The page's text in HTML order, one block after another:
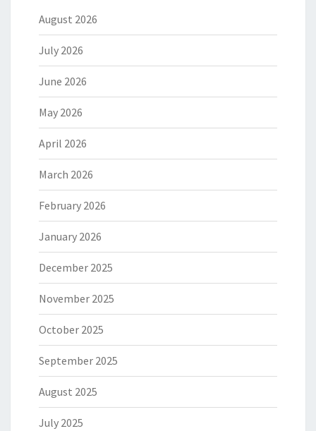
August 2026
July 2026
June 2026
May 2026
April 2026
March 2026
February 2026
January 2026
December 2025
November 2025
October 2025
September 2025
August 2025
July 2025